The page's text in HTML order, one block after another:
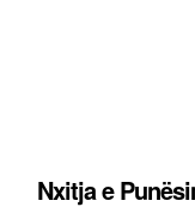
Nxitja e